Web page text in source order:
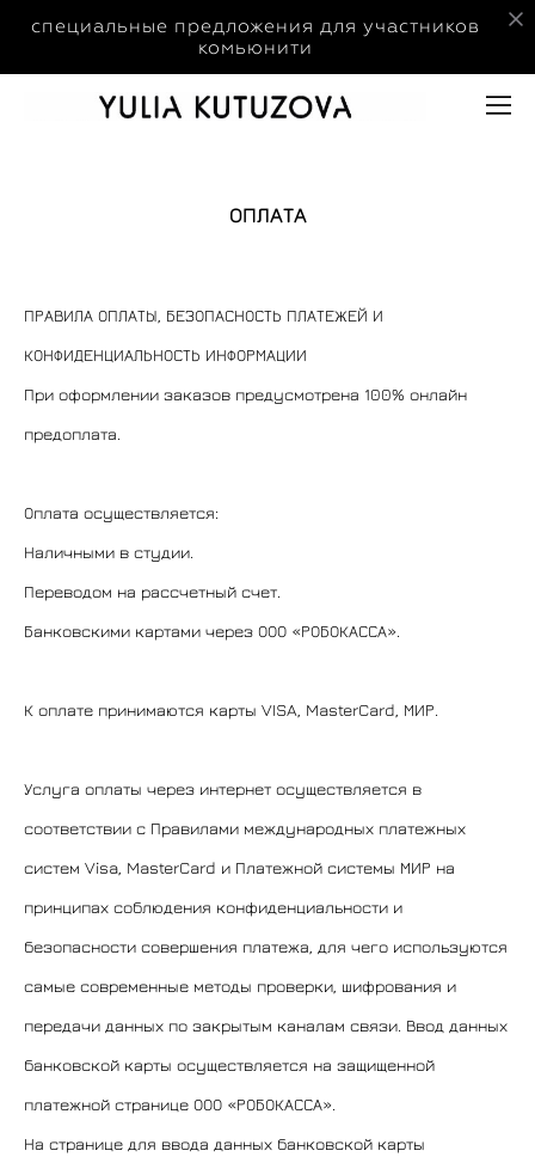
специальные предложения для участников
комьюнити
ОПЛАТА
ПРАВИЛА ОПЛАТЫ, БЕЗОПАСНОСТЬ ПЛАТЕЖЕЙ И
КОНФИДЕНЦИАЛЬНОСТЬ ИНФОРМАЦИИ
При оформлении заказов предусмотрена 100% онлайн
предоплата.
Оплата осуществляется:
Наличными в студии.
​Переводом на рассчетный счет.
Банковскими картами через ООО «РОБОКАССА».
К оплате принимаются карты VISA, MasterCard, МИР.
Услуга оплаты через интернет осуществляется в
соответствии с Правилами международных платежных
систем Visa, MasterCard и Платежной системы МИР на
принципах соблюдения конфиденциальности и
безопасности совершения платежа, для чего используются
самые современные методы проверки, шифрования и
передачи данных по закрытым каналам связи. Ввод данных
банковской карты осуществляется на защищенной
платежной странице ООО «РОБОКАССА».
На странице для ввода данных банковской карты